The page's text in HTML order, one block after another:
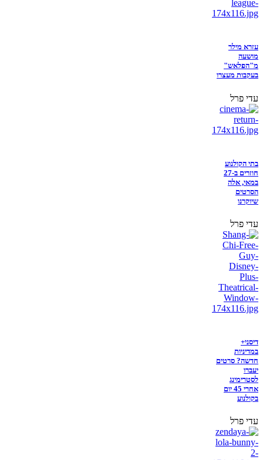
עזרא מילר
מושעה
מ"הפלאש"
בעקבות מעצרו
עדי פרל
בתי הקולנוע
חוזרים ב-27
במאי, אלה
הסרטים
שיוקרנו
עדי פרל
דיסני+
במדיניות
חדשה? סרטים
יעברו
לסטרימינג
אחרי 45 יום
בקולנוע
עדי פרל